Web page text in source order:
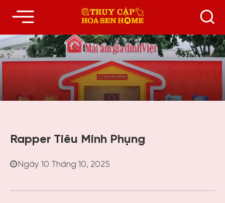
Rapper Tiêu Minh Phụng
Ngày 10 Tháng 10, 2025